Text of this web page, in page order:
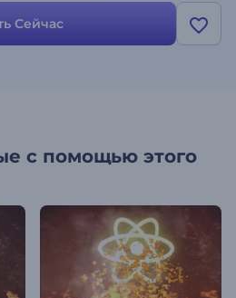
Сейчас
с помощью этого